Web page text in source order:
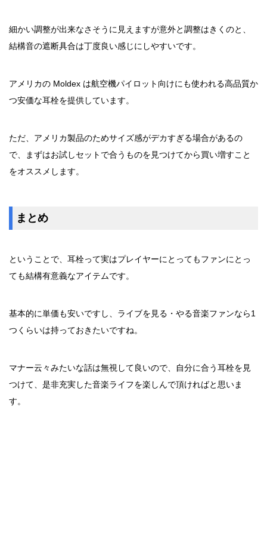
細かい調整が出来なさそうに見えますが意外と調整はきくのと、
結構音の遮断具合は丁度良い感じにしやすいです。
アメリカの Moldex は航空機パイロット向けにも使われる高品質か
つ安価な耳栓を提供しています。
ただ、アメリカ製品のためサイズ感がデカすぎる場合があるの
で、まずはお試しセットで合うものを見つけてから買い増すこと
をオススメします。
まとめ
ということで、耳栓って実はプレイヤーにとってもファンにとっ
ても結構有意義なアイテムです。
基本的に単価も安いですし、ライブを見る・やる音楽ファンなら1
つくらいは持っておきたいですね。
マナー云々みたいな話は無視して良いので、自分に合う耳栓を見
つけて、是非充実した音楽ライフを楽しんで頂ければと思いま
す。